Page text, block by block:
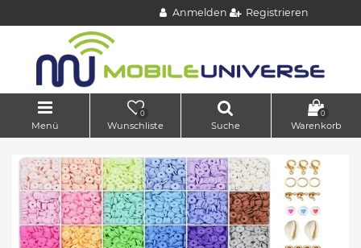
Anmelden Registrieren
Menü
0
Wunschliste Suche
0
Warenkorb